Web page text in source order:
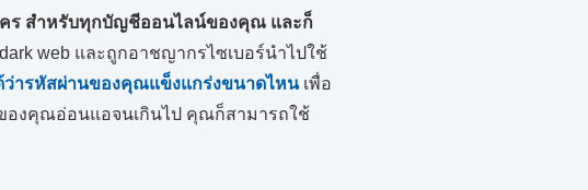
คร สำหรับทุกบัญชีออนไลน์ของคุณ และก็
web และถูกอาชญากรไซเบอร์นำไปใช้
ว่ารหัสผ่านของคุณแข็งแกร่งขนาดไหนเพื่อ
งคุณอ่อนแอจนเกินไป คุณก็สามารถใช้